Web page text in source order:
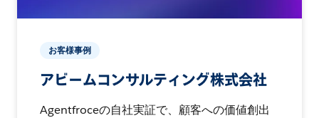
お客様事例
アビームコンサルティング株式会社
Agentfroceの自社実証で、顧客への価値創出